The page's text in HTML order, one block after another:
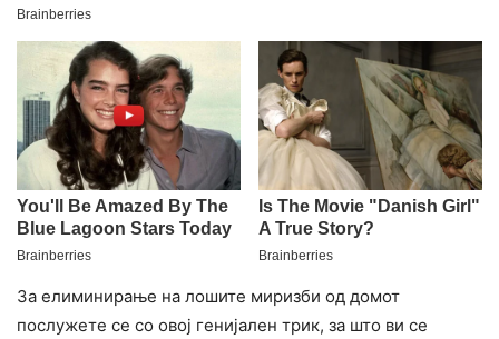
За елиминирање на лошите миризби од домот
послужете се со овој генијален трик, за што ви се